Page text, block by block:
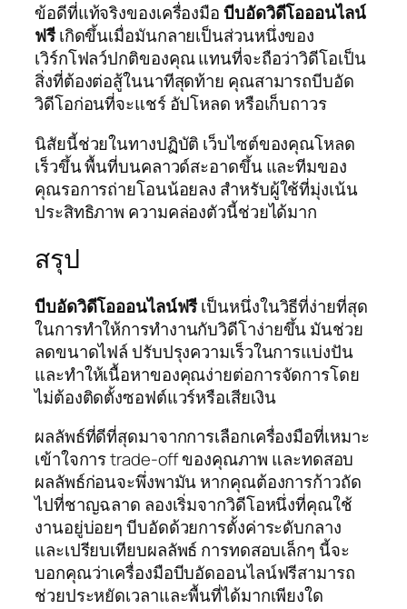
ข้อดีที่แท้จริงของเครื่องมือบีบอัดวิดีโอออนไลน์
ฟรีเกิดขึ้นเมื่อมันกลายเป็นส่วนหนึ่งของ
เวิร์กโฟลว์ปกติของคุณ แทนที่จะถือว่าวิดีโอเป็น
สิ่งที่ต้องต่อสู้ในนาทีสุดท้าย คุณสามารถบีบอัด
วิดีโอก่อนที่จะแชร์ อัปโหลด หรือเก็บถาวร
นิสัยนี้ช่วยในทางปฏิบัติ เว็บไซต์ของคุณโหลด
เร็วขึ้น พื้นที่บนคลาวด์สะอาดขึ้น และทีมของ
คุณรอการถ่ายโอนน้อยลง สำหรับผู้ใช้ที่มุ่งเน้น
ประสิทธิภาพ ความคล่องตัวนี้ช่วยได้มาก
สรุป
บีบอัดวิดีโอออนไลน์ฟรีเป็นหนึ่งในวิธีที่ง่ายที่สุด
ในการทำให้การทำงานกับวิดีโาง่ายขึ้น มันช่วย
ลดขนาดไฟล์ ปรับปรุงความเร็วในการแบ่งปัน
และทำให้เนื้อหาของคุณง่ายต่อการจัดการโดย
ไม่ต้องติดตั้งซอฟต์แวร์หรือเสียเงิน
ผลลัพธ์ที่ดีที่สุดมาจากการเลือกเครื่องมือที่เหมาะ
เข้าใจการ trade-off ของคุณภาพ และทดสอบ
ผลลัพธ์ก่อนจะพึ่งพามัน หากคุณต้องการก้าวถัด
ไปที่ชาญฉลาด ลองเริ่มจากวิดีโอหนึ่งที่คุณใช้
งานอยู่บ่อยๆ บีบอัดด้วยการตั้งค่าระดับกลาง
และเปรียบเทียบผลลัพธ์ การทดสอบเล็กๆ นี้จะ
บอกคุณว่าเครื่องมือบีบอัดออนไลน์ฟรีสามารถ
ช่วยประหยัดเวลาและพื้นที่ได้มากเพียงใด